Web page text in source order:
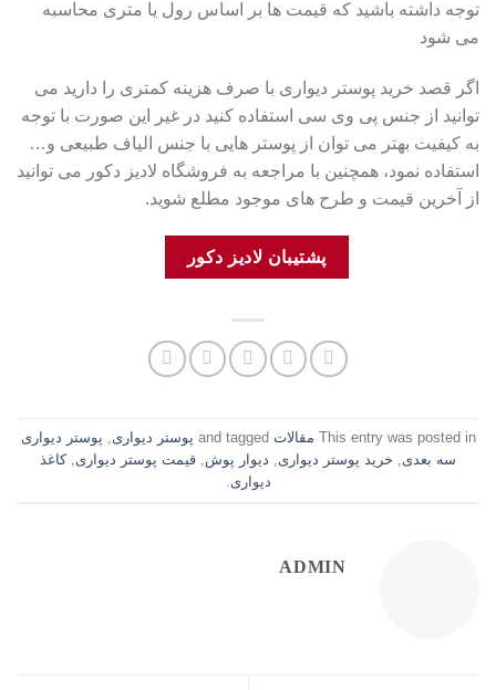
توجه داشته باشید که قیمت ها بر اساس رول یا متری محاسبه
می شود
اگر قصد خرید پوستر دیواری با صرف هزینه کمتری را دارید می
توانید از جنس پی وی سی استفاده کنید در غیر این صورت با توجه
به کیفیت بهتر می توان از پوستر هایی با جنس الیاف طبیعی و…
استفاده نمود، همچنین با مراجعه به فروشگاه لادیز دکور می توانید
از آخرین قیمت و طرح های موجود مطلع شوید.
پشتیبان لادیز دکور
This entry was posted in مقالات پوستر دیواری
پوستر دیواری
سه بعدی
خرید پوستر دیواری دیوار پوش قیمت پوستر دیواری ,کاغذ
دیواری
ADMIN